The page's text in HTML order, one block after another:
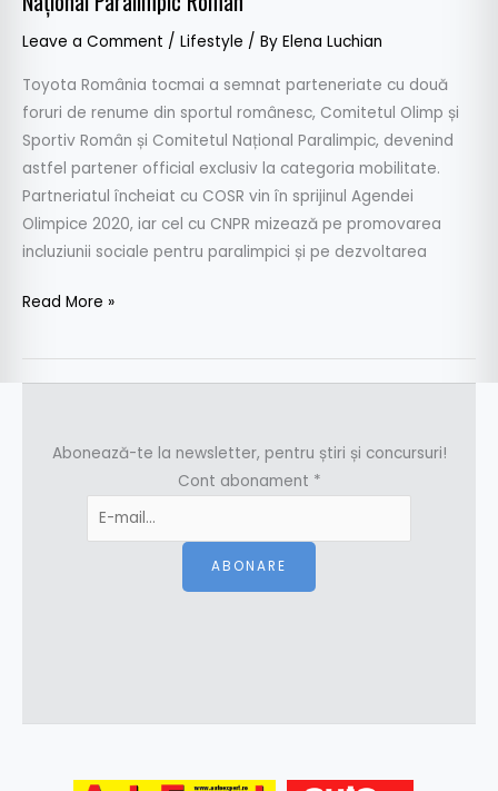
Leave a Comment / Lifestyle / By Elena Luchian
Toyota România tocmai a semnat parteneriate cu două
foruri de renume din sportul românesc, Comitetul Olimp și
Sportiv Român și Comitetul Național Paralimpic, devenind
astfel partener official exclusiv la categoria mobilitate.
Partneriatul încheiat cu COSR vin în sprijinul Agendei
Olimpice 2020, iar cel cu CNPR mizează pe promovarea
incluziunii sociale pentru paralimpici și pe dezvoltarea
Read More »
Abonează-te la newsletter, pentru știri și concursuri!
Cont abonament *
ABONARE